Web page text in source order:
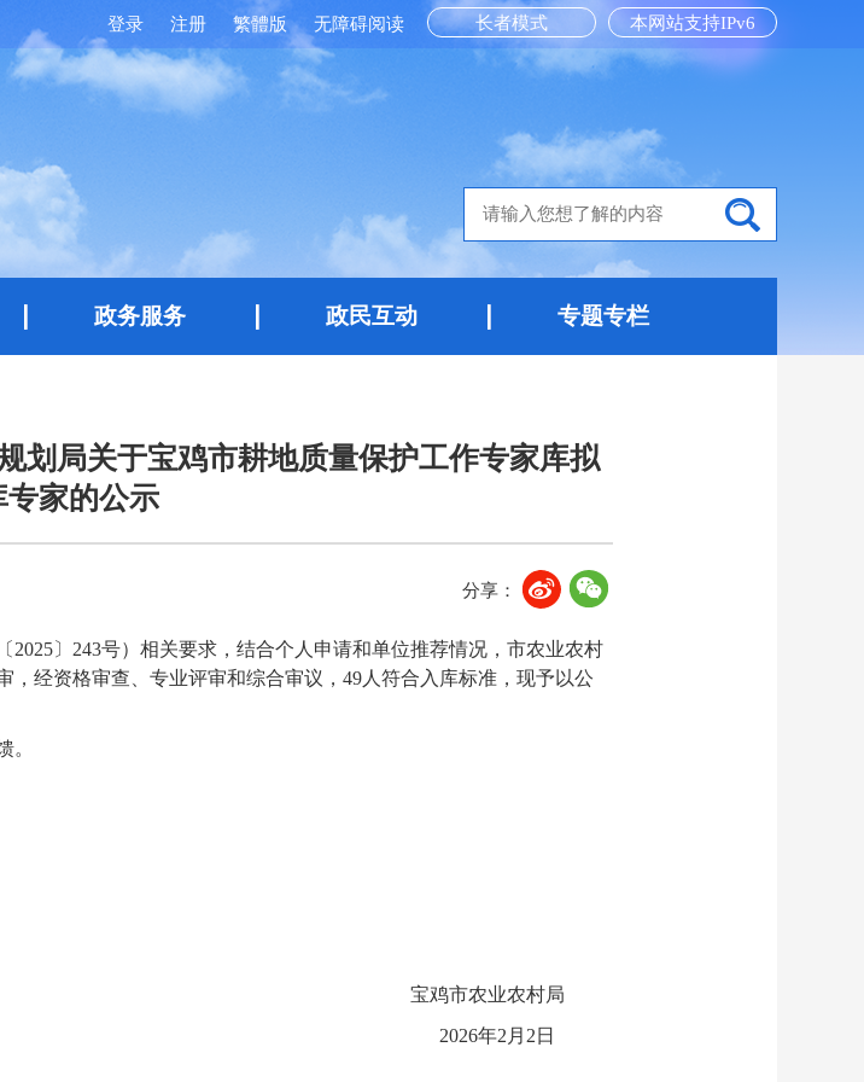
本网站支持IPv6
长者模式
登录 注册 繁體版 无障碍阅读
政务服务 政民互动 专题专栏
划局关于宝鸡市耕地质量保护工作专家库拟
专家的公示
分享：
〕243号）相关要求，结合个人申请和单位推荐情况，市农业农村
经资格审查、专业评审和综合审议，49人符合入库标准，现予以公
。
宝鸡市农业农村局
2026年2月2日